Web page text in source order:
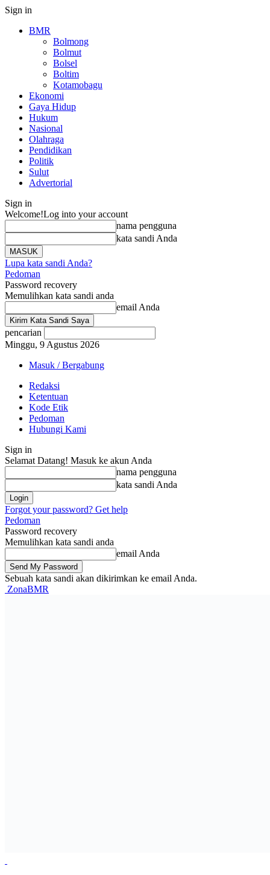
Sign in
BMR
Bolmong
Bolmut
Bolsel
Boltim
Kotamobagu
Ekonomi
Gaya Hidup
Hukum
Nasional
Olahraga
Pendidikan
Politik
Sulut
Advertorial
Sign in
Welcome!Log into your account
nama pengguna
kata sandi Anda
Lupa kata sandi Anda?
Pedoman
Password recovery
Memulihkan kata sandi anda
email Anda
pencarian
Minggu, 9 Agustus 2026
Masuk / Bergabung
Redaksi
Ketentuan
Kode Etik
Pedoman
Hubungi Kami
Sign in
Selamat Datang! Masuk ke akun Anda
nama pengguna
kata sandi Anda
Forgot your password? Get help
Pedoman
Password recovery
Memulihkan kata sandi anda
email Anda
Sebuah kata sandi akan dikirimkan ke email Anda.
ZonaBMR